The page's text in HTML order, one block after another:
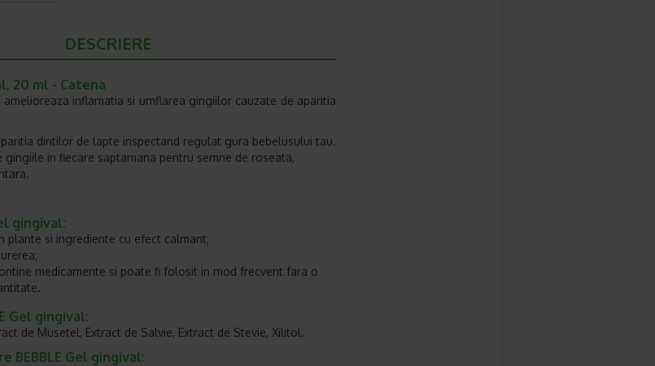
DESCRIERE
20 ml - Catena
inflamatia si umflarea gingiilor cauzate de aparitia
dintilor de lapte inspectand regulat gura bebelusului tau.
gingiile in fiecare saptamana pentru semne de roseata,
gingival:
plante si ingrediente cu efect calmant;
medicamente si poate fi folosit in mod frecvent fara o
Gel gingival:
de Musetel, Extract de Salvie, Extract de Stevie, Xilitol.
BEBBLE Gel gingival: